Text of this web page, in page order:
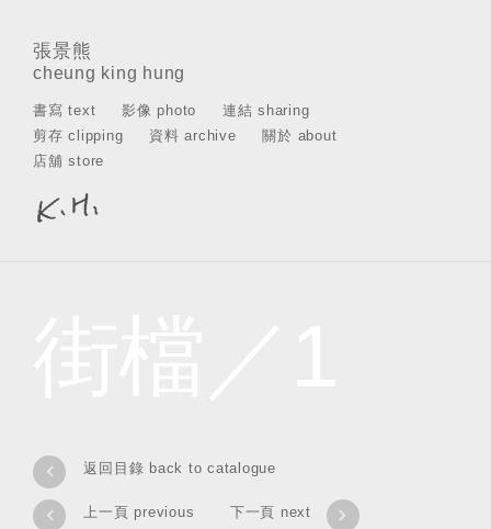
張景熊
cheung king hung
書寫 text 影像 photo
連結 sharing
剪存 clipping
資料 archive
關於 about
店舖 store
‹ 返回目錄 back to catalogue
‹ 上一頁 previous ›
下一頁 next